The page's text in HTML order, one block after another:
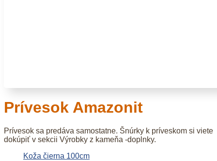
Prívesok Amazonit
Prívesok sa predáva samostatne. Šnúrky k príveskom si viete
dokúpiť v sekcii Výrobky z kameňa -doplnky.
Koža čierna 100cm